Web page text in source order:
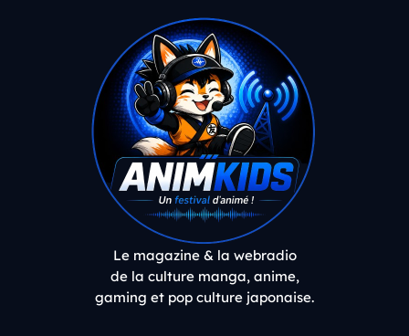
Le magazine & la webradio
de la culture manga, anime,
gaming et pop culture japonaise.